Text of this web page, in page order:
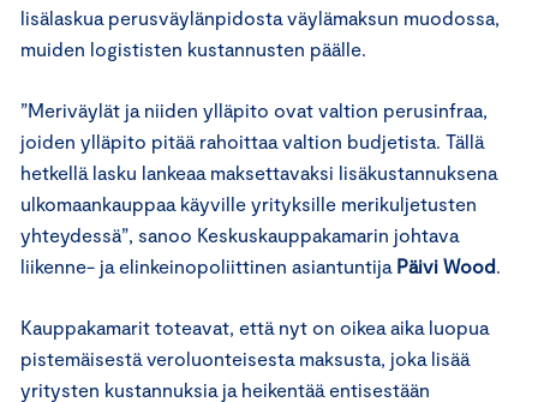
lisälaskua perusväylänpidosta väylämaksun muodossa,
muiden logististen kustannusten päälle.
”Meriväylät ja niiden ylläpito ovat valtion perusinfraa,
joiden ylläpito pitää rahoittaa valtion budjetista. Tällä
hetkellä lasku lankeaa maksettavaksi lisäkustannuksena
ulkomaankauppaa käyville yrityksille merikuljetusten
yhteydessä”, sanoo Keskuskauppakamarin johtava
liikenne- ja elinkeinopoliittinen asiantuntija Päivi Wood.
Kauppakamarit toteavat, että nyt on oikea aika luopua
pistemäisestä veroluonteisesta maksusta, joka lisää
yritysten kustannuksia ja heikentää entisestään